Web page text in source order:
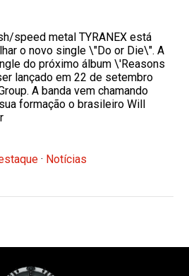
speed metal TYRANEX está
o novo single \"Do or Die\". A
do próximo álbum \'Reasons
lançado em 22 de setembro
A banda vem chamando
formação o brasileiro Will
· Notícias